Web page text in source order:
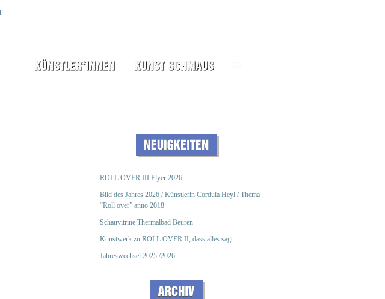
ROLL OVER III Flyer 2026
Bild des Jahres 2026 / Künstlerin Cordula Heyl / Thema
“Roll over” anno 2018
Schauvitrine Thermalbad Beuren
Kunstwerk zu ROLL OVER II, dass alles sagt.
Jahreswechsel 2025 /2026